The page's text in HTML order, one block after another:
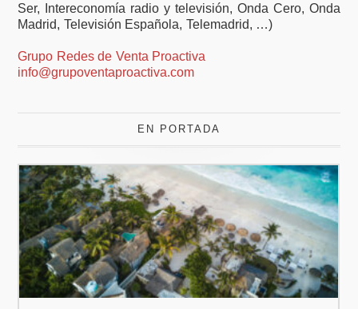
Ser, Intereconomía radio y televisión, Onda Cero, Onda
Madrid, Televisión Española, Telemadrid, …)
Grupo Redes de Venta Proactiva
info@grupoventaproactiva.com
EN PORTADA